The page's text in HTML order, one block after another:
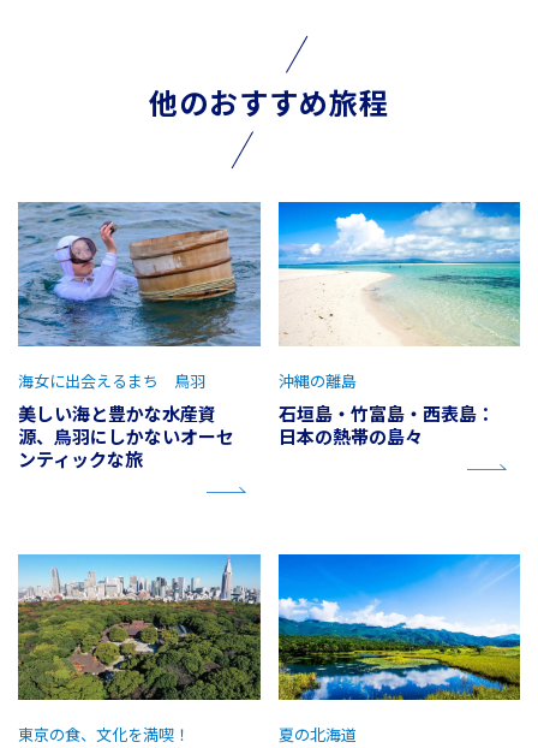
他のおすすめ旅程
美しい海と豊かな水産資
源、鳥羽にしかないオーセ
ンティックな旅
海女に出会えるまち 鳥羽
石垣島・竹富島・西表島：
日本の熱帯の島々
沖縄の離島
東京の食、文化を満喫！ 夏の北海道